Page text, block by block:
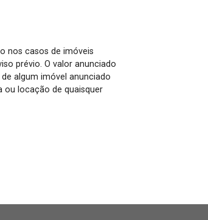
nos casos de imóveis
prévio. O valor anunciado
algum imóvel anunciado
ou locação de quaisquer